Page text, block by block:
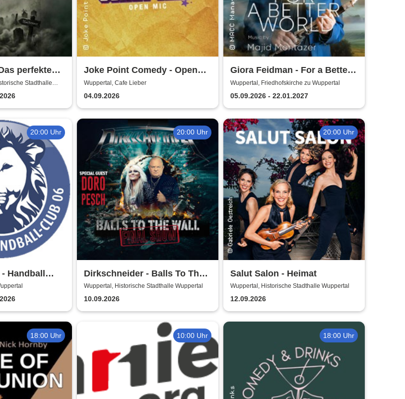
perfekte
Stadthalle
Joke Point Comedy - Open
Mic | Cafe Lieber
Wuppertal, Cafe Lieber
04.09.2026
Giora Feidman - For a Better
World
Wuppertal, Friedhofskirche zu Wuppertal
05.09.2026 - 22.01.2027
20:00 Uhr
Handball
2026/27
20:00 Uhr
Dirkschneider - Balls To The
Wall
Wuppertal, Historische Stadthalle Wuppertal
10.09.2026
20:00 Uhr
Salut Salon - Heimat
Wuppertal, Historische Stadthalle Wuppertal
12.09.2026
18:00 Uhr 10:00 Uhr 18:00 Uhr